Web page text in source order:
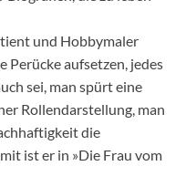
und Hobbymaler
Perücke aufsetzen, jedes
sei, man spürt eine
Rollendarstellung, man
die
ist er in »Die Frau vom